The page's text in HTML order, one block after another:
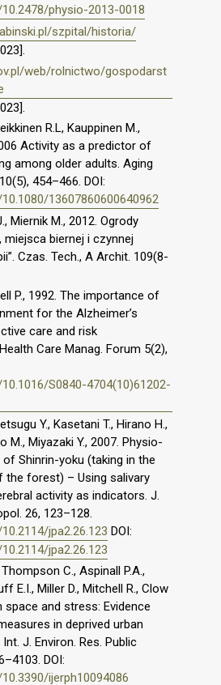
physio-2013-0018
szpital/historia/
web/rolnictwo/gospodarst
R.L, Kauppinen M.,
Activity as a predictor of
among older adults. Aging
454–466. DOI:
13607860600640962
Miernik M., 2012. Ogrody
miejsca biernej i czynnej
Czas. Tech., A Archit. 109(8-
P., 1992. The importance of
for the Alzheimer’s
care and risk
Care Manag. Forum 5(2),
S0840-4704(10)61202-
Y., Kasetani T., Hirano H.,
M., Miyazaki Y., 2007. Physio-
Shinrin-yoku (taking in the
the forest) – Using salivary
activity as indicators. J.
26, 123–128.
jpa2.26.123 DOI:
jpa2.26.123
C., Aspinall P.A.,
E.I., Miller D., Mitchell R., Clow
space and stress: Evidence
in deprived urban
J. Environ. Res. Public
DOI:
ijerph10094086